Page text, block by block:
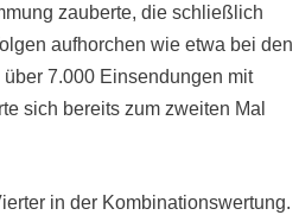
zauberte, die schließlich
aufhorchen wie etwa bei den
7.000 Einsendungen mit
sich bereits zum zweiten Mal
in der Kombinationswertung.